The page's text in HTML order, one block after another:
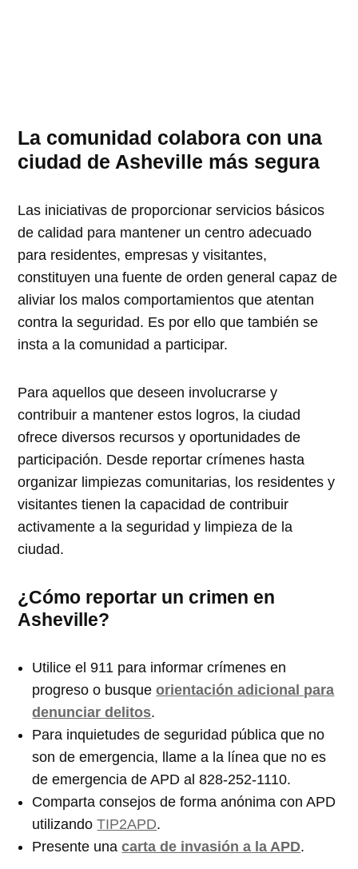
La comunidad colabora con una
ciudad de Asheville más segura
Las iniciativas de proporcionar servicios básicos
de calidad para mantener un centro adecuado
para residentes, empresas y visitantes,
constituyen una fuente de orden general capaz de
aliviar los malos comportamientos que atentan
contra la seguridad. Es por ello que también se
insta a la comunidad a participar.
Para aquellos que deseen involucrarse y
contribuir a mantener estos logros, la ciudad
ofrece diversos recursos y oportunidades de
participación. Desde reportar crímenes hasta
organizar limpiezas comunitarias, los residentes y
visitantes tienen la capacidad de contribuir
activamente a la seguridad y limpieza de la
ciudad.
¿Cómo reportar un crimen en
Asheville?
Utilice el 911 para informar crímenes en
progreso o busqueorientación adicional para
denunciar delitos.
Para inquietudes de seguridad pública que no
son de emergencia, llame a la línea que no es
de emergencia de APD al 828-252-1110.
Comparta consejos de forma anónima con APD
utilizandoTIP2APD.
Presente unacarta de invasión a la APD.